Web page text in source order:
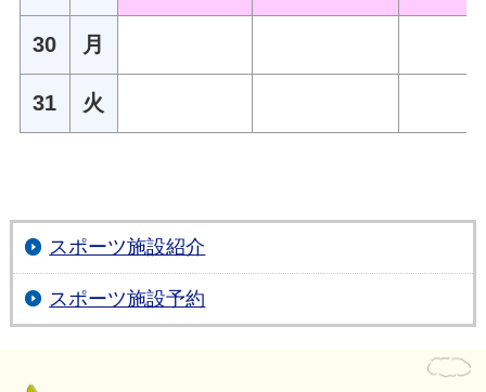
30 月
31 火
スポーツ施設紹介
スポーツ施設予約